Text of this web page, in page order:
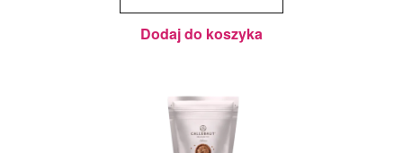
33,6% 3/5
- 1 kg
Dodaj do koszyka